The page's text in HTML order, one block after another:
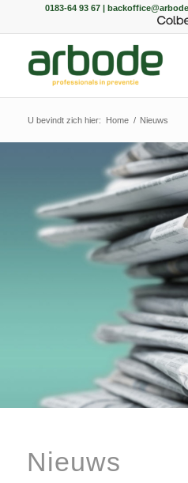
0183-64 93 67 |
U bevindt zich hier: Home / Nieuws
Nieuws